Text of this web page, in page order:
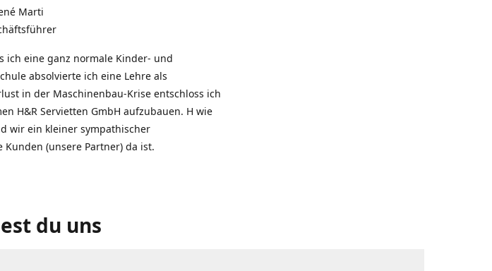
Marti
ich eine ganz normale Kinder- und
absolvierte ich eine Lehre als
in der Maschinenbau-Krise entschloss ich
H&R Servietten GmbH aufzubauen. H wie
wir ein kleiner sympathischer
(unsere Partner) da ist.
du uns